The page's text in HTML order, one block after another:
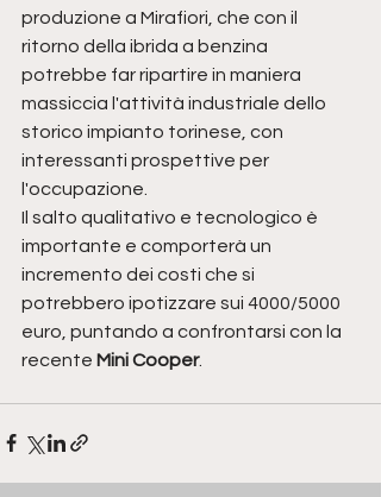
produzione a Mirafiori, che con il
ritorno della ibrida a benzina
potrebbe far ripartire in maniera
massiccia l'attività industriale dello
storico impianto torinese, con
interessanti prospettive per
l'occupazione.
Il salto qualitativo e tecnologico è
importante e comporterà un
incremento dei costi che si
potrebbero ipotizzare sui 4000/5000
euro, puntando a confrontarsi con la
recente Mini Cooper.